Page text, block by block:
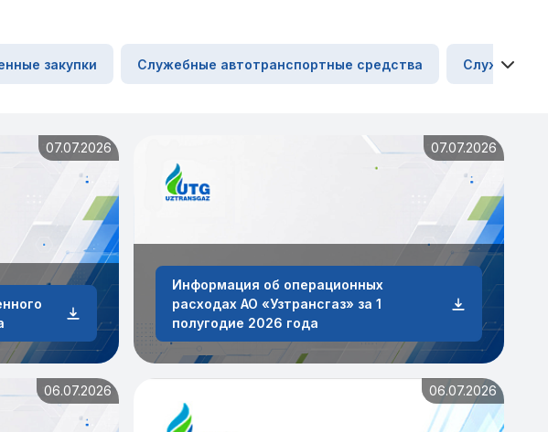
закупки Служебные автотранспортные средства Служебные
07.07.2026 07.07.2026
Информация об операционных
расходах АО «Узтрансгаз» за 1
полугодие 2026 года
06.07.2026 06.07.2026